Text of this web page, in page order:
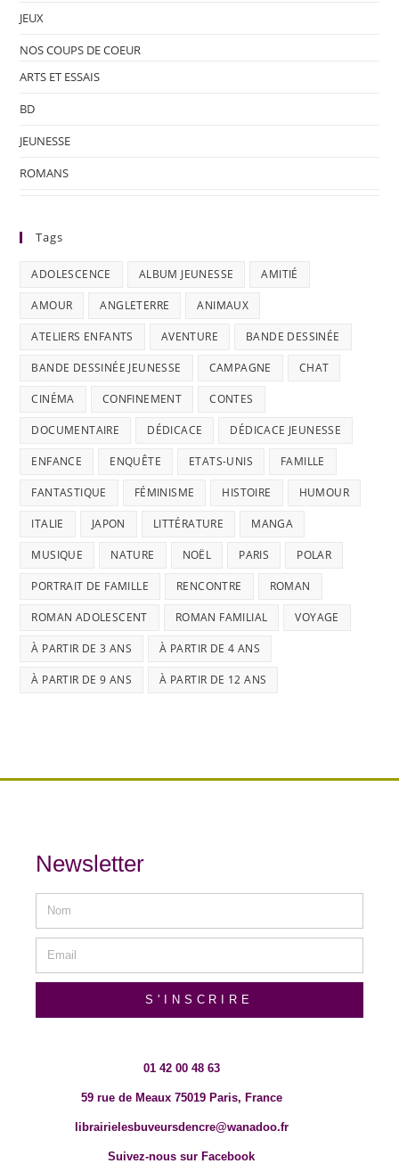
JEUX
NOS COUPS DE COEUR
ARTS ET ESSAIS
BD
JEUNESSE
ROMANS
Tags
ADOLESCENCE ALBUM JEUNESSE AMITIÉ
AMOUR ANGLETERRE ANIMAUX
ATELIERS ENFANTS AVENTURE BANDE DESSINÉE
BANDE DESSINÉE JEUNESSE CAMPAGNE CHAT
CINÉMA CONFINEMENT CONTES
DOCUMENTAIRE DÉDICACE DÉDICACE JEUNESSE
ENFANCE ENQUÊTE ETATS-UNIS FAMILLE
FANTASTIQUE FÉMINISME HISTOIRE HUMOUR
ITALIE JAPON LITTÉRATURE MANGA
MUSIQUE NATURE NOËL PARIS POLAR
PORTRAIT DE FAMILLE RENCONTRE ROMAN
ROMAN ADOLESCENT ROMAN FAMILIAL VOYAGE
À PARTIR DE 3 ANS À PARTIR DE 4 ANS
À PARTIR DE 9 ANS À PARTIR DE 12 ANS
Newsletter
S'INSCRIRE
01 42 00 48 63
59 rue de Meaux 75019 Paris, France
librairielesbuveursdencre@wanadoo.fr
Suivez-nous sur Facebook